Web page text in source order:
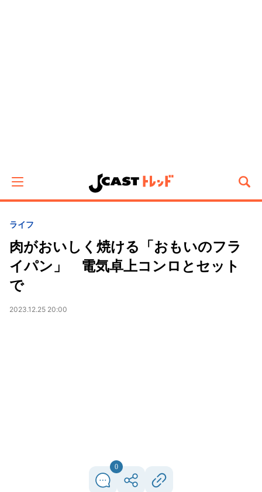
ライフ
肉がおいしく焼ける「おもいのフラ
イパン」 電気卓上コンロとセット
で
2023.12.25 20:00
0